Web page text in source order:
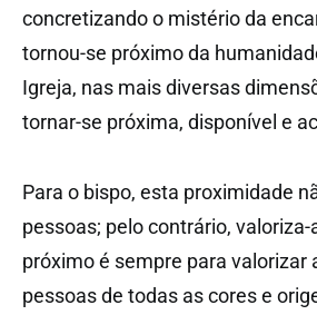
concretizando o mistério da
tornou-se próximo da
Igreja, nas mais diversas
tornar-se próxima, disponível e
Para o bispo, esta proximidade
pessoas; pelo contrário, valoriza-
próximo é sempre para valorizar
pessoas de todas as cores e